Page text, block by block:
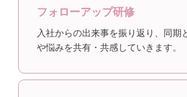
フォローアップ研修
入社からの出来事を振り返り、同期
や悩みを共有・共感していきます。